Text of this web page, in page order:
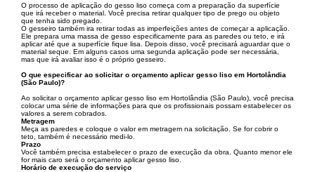
O processo de aplicação do gesso liso começa com a preparação da superfície
que irá receber o material. Você precisa retirar qualquer tipo de prego ou objeto
que tenha sido pregado.
O gesseiro também ira retirar todas as imperfeições antes de começar a aplicação.
Ele prepara uma massa de gesso especificamente para as paredes ou teto, e irá
aplicar até que a superfície fique lisa. Depois disso, você precisará aguardar que o
material seque. Em alguns casos uma segunda aplicação pode ser necessária,
mas que irá avaliar isso é o próprio gesseiro.
O que especificar ao solicitar o orçamento aplicar gesso liso em Hortolândia
(São Paulo)?
Ao solicitar o orçamento aplicar gesso liso em Hortolândia (São Paulo), você precisa
colocar uma série de informações para que os profissionais possam estabelecer os
valores a serem cobrados.
Metragem
Meça as paredes e coloque o valor em metragem na solicitação. Se for cobrir o
teto, também é necessário medi-lo.
Prazo
Você também precisa estabelecer o prazo de execução da obra. Quanto menor ele
for mais caro será o orçamento aplicar gesso liso.
Horário de execução do serviço